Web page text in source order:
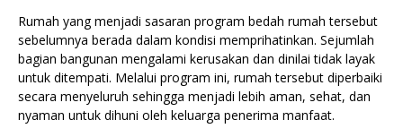
Rumah yang menjadi sasaran program bedah rumah tersebut
sebelumnya berada dalam kondisi memprihatinkan. Sejumlah
bagian bangunan mengalami kerusakan dan dinilai tidak layak
untuk ditempati. Melalui program ini, rumah tersebut diperbaiki
secara menyeluruh sehingga menjadi lebih aman, sehat, dan
nyaman untuk dihuni oleh keluarga penerima manfaat.